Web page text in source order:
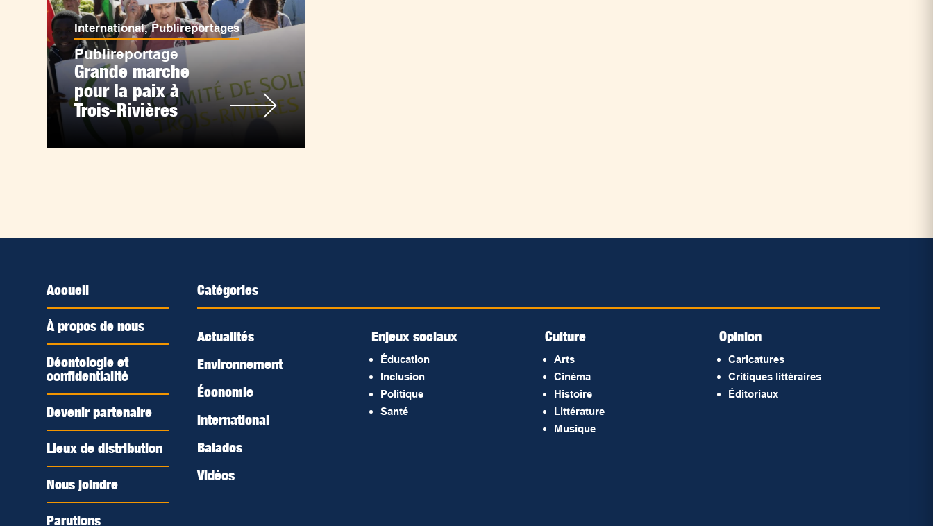
International,Publireportages
Publireportage
Grande marche
pour la paix à
Trois-Rivières
Accueil
À propos de nous
Déontologie et
confidentialité
Devenir partenaire
Lieux de distribution
Nous joindre
Parutions
Catégories
Actualités
Environnement
Économie
International
Balados
Vidéos
Enjeux sociaux
Éducation
Inclusion
Politique
Santé
Culture
Arts
Cinéma
Histoire
Littérature
Musique
Opinion
Caricatures
Critiques littéraires
Éditoriaux